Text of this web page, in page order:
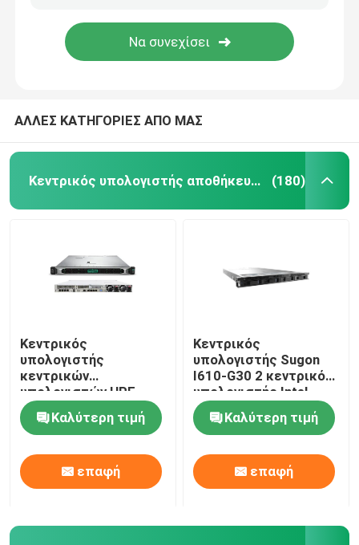
Γραφική κάρτα Geforce
Ανανεωμένος κεντρικός υπολογιστής αποθήκευσης
Διακόπτης καναλιών ινών
ΑΛΛΕΣ ΚΑΤΗΓΟΡΙΕΣ ΑΠΟ ΜΑΣ
Κεντρικός υπολογιστής αποθήκευσης ραφιών (180)
Κεντρικός
υπολογιστής
κεντρικών
υπολογιστών HPE
ProLiant DL360 Gen10
αποθήκευσης ραφιών
P19765-B21 P19766-
B21
Καλύτερη τιμή
επαφή
Κεντρικός
υπολογιστής Sugon
I610-G30 2 κεντρικός
υπολογιστής Intel
C620 Chipset
αποθήκευσης ραφιών
3TB 1U τρόπων
Καλύτερη τιμή
επαφή